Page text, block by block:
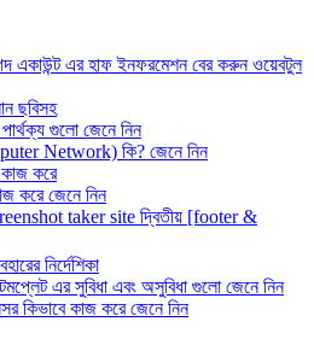
একাউন্ট এর হাফ ইনফরমেশন বের করুন ওয়েবটুল
ছবিসহ
গুলো জেনে নিন
Network) কি? জেনে নিন
করে
করে জেনে নিন
taker site দ্বিতীয় [footer &
নির্দেশিকা
এর সুবিধা এবং অসুবিধা গুলো জেনে নিন
কিভাবে কাজ করে জেনে নিন